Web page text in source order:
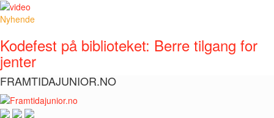
Nyhende
Kodefest på biblioteket: Berre tilgang for
jenter
FRAMTIDAJUNIOR.NO